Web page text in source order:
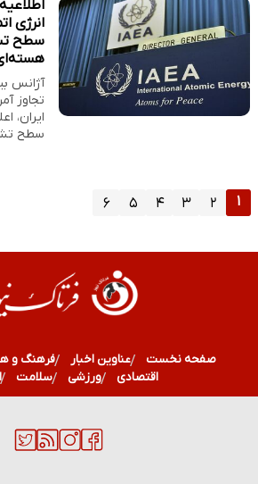
انرژی
سطح
آژانس
تجاوز
ایران،
سطح
۱ ۲ ۳ ۴ ۵ ۶
صفحه نخست عناوین اخبار فرهنگ و
اقتصادی
ورزشی سلامت